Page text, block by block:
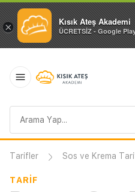
× Kısık Ateş Akademi
ÜCRETSİZ - Google
sorgusu
Tarifler Sos ve Krema
TARIF